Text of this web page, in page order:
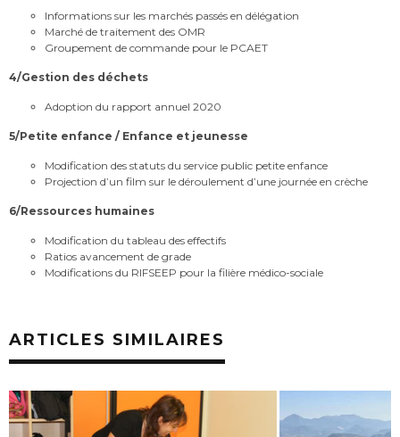
Informations sur les marchés passés en délégation
Marché de traitement des OMR
Groupement de commande pour le PCAET
4/Gestion des déchets
Adoption du rapport annuel 2020
5/Petite enfance / Enfance et jeunesse
Modification des statuts du service public petite enfance
Projection d’un film sur le déroulement d’une journée en crèche
6/Ressources humaines
Modification du tableau des effectifs
Ratios avancement de grade
Modifications du RIFSEEP pour la filière médico-sociale
ARTICLES SIMILAIRES